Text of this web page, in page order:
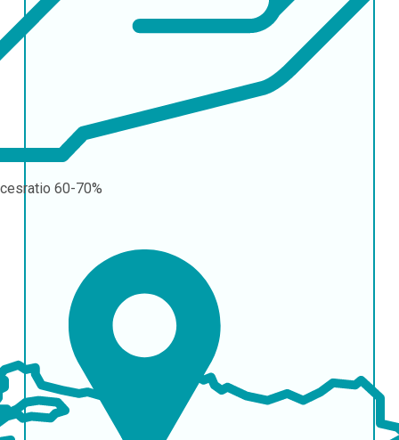
60-70%